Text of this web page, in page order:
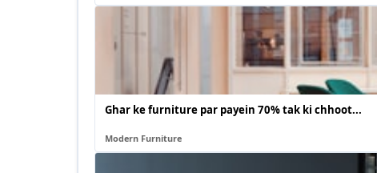
Ghar ke furniture par payein 70% tak ki chhoot...
Modern Furniture